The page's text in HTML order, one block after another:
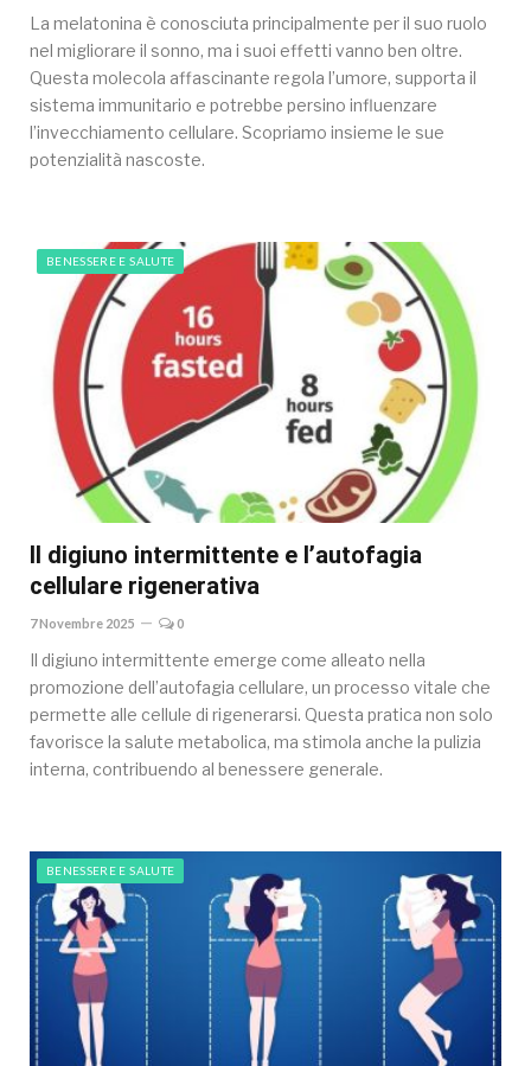
La melatonina è conosciuta principalmente per il suo ruolo
nel migliorare il sonno, ma i suoi effetti vanno ben oltre.
Questa molecola affascinante regola l’umore, supporta il
sistema immunitario e potrebbe persino influenzare
l’invecchiamento cellulare. Scopriamo insieme le sue
potenzialità nascoste.
BENESSERE E SALUTE
Il digiuno intermittente e l’autofagia
cellulare rigenerativa
7 Novembre 2025 0
Il digiuno intermittente emerge come alleato nella
promozione dell’autofagia cellulare, un processo vitale che
permette alle cellule di rigenerarsi. Questa pratica non solo
favorisce la salute metabolica, ma stimola anche la pulizia
interna, contribuendo al benessere generale.
BENESSERE E SALUTE